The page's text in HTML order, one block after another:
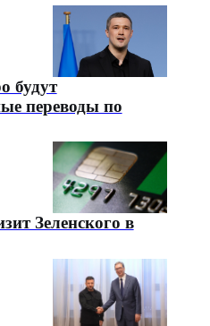
будут
переводы по
Зеленского в